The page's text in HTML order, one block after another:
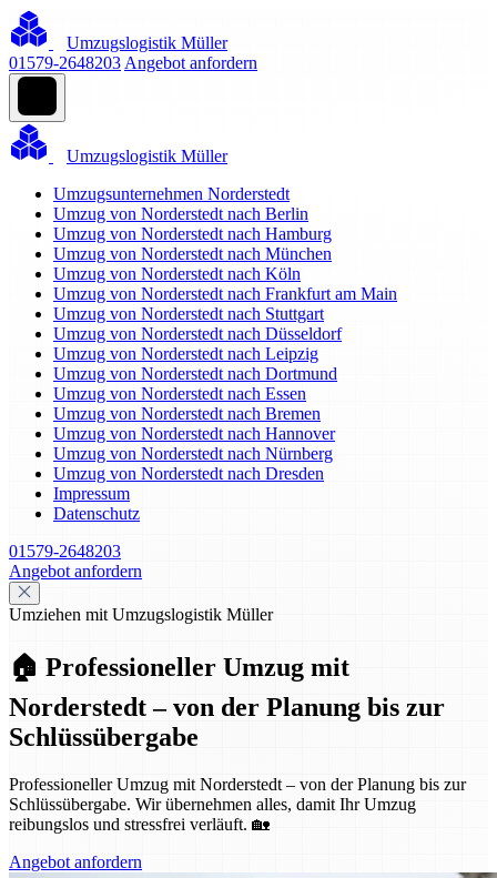
Umzugslogistik Müller
01579-2648203 Angebot anfordern
Umzugslogistik Müller
Umzugsunternehmen Norderstedt
Umzug von Norderstedt nach Berlin
Umzug von Norderstedt nach Hamburg
Umzug von Norderstedt nach München
Umzug von Norderstedt nach Köln
Umzug von Norderstedt nach Frankfurt am Main
Umzug von Norderstedt nach Stuttgart
Umzug von Norderstedt nach Düsseldorf
Umzug von Norderstedt nach Leipzig
Umzug von Norderstedt nach Dortmund
Umzug von Norderstedt nach Essen
Umzug von Norderstedt nach Bremen
Umzug von Norderstedt nach Hannover
Umzug von Norderstedt nach Nürnberg
Umzug von Norderstedt nach Dresden
Impressum
Datenschutz
01579-2648203
Angebot anfordern
Umziehen mit Umzugslogistik Müller
🏠 Professioneller Umzug mit
Norderstedt – von der Planung bis zur
Schlüssübergabe
Professioneller Umzug mit Norderstedt – von der Planung bis zur
Schlüssübergabe. Wir übernehmen alles, damit Ihr Umzug
reibungslos und stressfrei verläuft. 🏡
Angebot anfordern